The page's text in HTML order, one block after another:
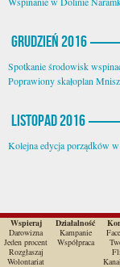
Grudzień 2016
Spotkanie środowisk
Poprawiony skałoplan
Listopad 2016
Kolejna edycja porządków
Wspieraj
Darowizna
Jeden procent
Rozgłaszaj
Wolontariat
Działalność
Kampanie
Współpraca